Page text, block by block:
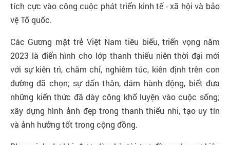
tích cực vào công cuộc phát triển kinh tế - xã hội và bảo
vệ Tổ quốc.
Các Gương mặt trẻ Việt Nam tiêu biểu, triển vọng năm
2023 là điển hình cho lớp thanh thiếu niên thời đại mới
với sự kiên trì, chăm chỉ, nghiêm túc, kiên định trên con
đường đã chọn; sự dấn thân, dám hành động, biết đưa
những kiến thức đã dày công khổ luyện vào cuộc sống;
xây dựng hình ảnh đẹp trong thanh thiếu nhi, tạo uy tín
và ảnh hưởng tốt trong cộng đồng.